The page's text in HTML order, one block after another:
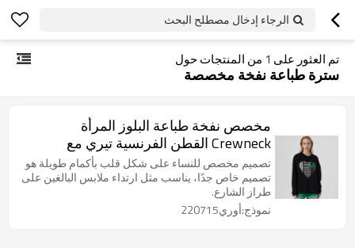
الرجاء إدخال مصطلح البحث
تم العثور على 1 من المنتجات حول
سترة طباعة نفخة مخصصة
مخصص نفخة طباعة البلوز المرأة
Crewneck القطن الفرنسية تيري مع
يتدفقون
تصميم مخصص للنساء على شكل قلب بأكمام طويلة هو
تصميم خاص جدًا، يناسب مثل ارتداء ملابس البالغين على
طراز الشارع.
نموذج:أوري220715